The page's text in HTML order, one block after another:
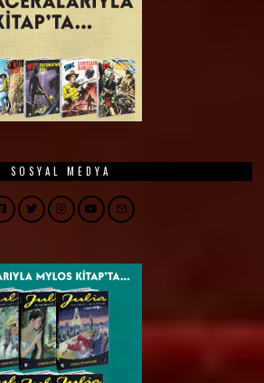
SOSYAL MEDYA
Facebook
TwitterInstagram
YouTubeEmail